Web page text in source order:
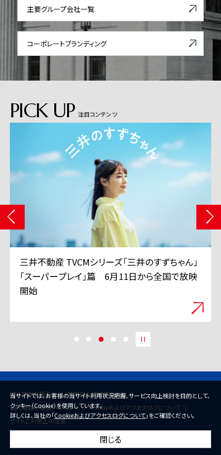
主要グループ会社一覧
コーポレートブランディング
PICK UP 注目コンテンツ
三井不動産 TVCMシリーズ「三井のすずちゃん」
「スーパープレイ」篇 6月11日から全国で放映
開始
© 2026 Mitsui Fudosan Co., Ltd.
個人情報保護方針
特定個人情報基本方針
個人情報の取扱いについて
Cookieおよびアクセスログについて
サイトご利用上の注意
当サイトでは、お客様の当サイト利用状況把握、サービス向上検討を目的として、
クッキー（Cookie）を使用しています。
詳しくは、当社の「Cookieおよびアクセスログについて」をご確認ください。
閉じる